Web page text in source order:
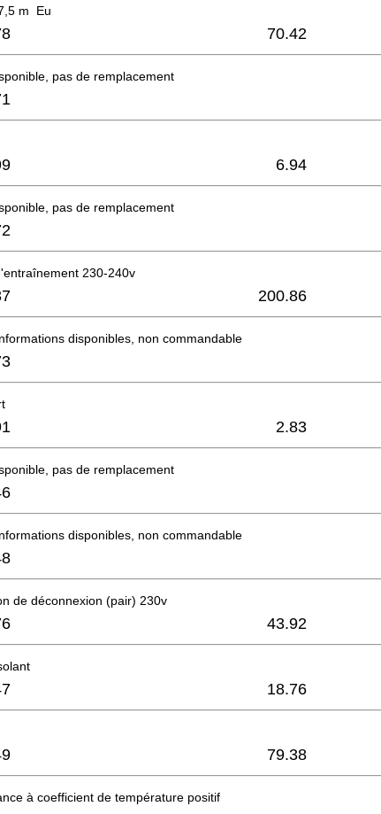
m Eu
70.42
pas de remplacement
6.94
pas de remplacement
230-240v
200.86
disponibles, non commandable
2.83
pas de remplacement
disponibles, non commandable
de déconnexion (pair) 230v
43.92
18.76
79.38
à coefficient de température positif